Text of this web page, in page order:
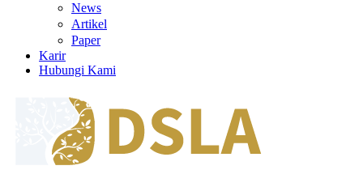
News
Artikel
Paper
Karir
Hubungi Kami